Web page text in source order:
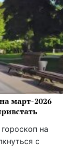
март-2026
на
с